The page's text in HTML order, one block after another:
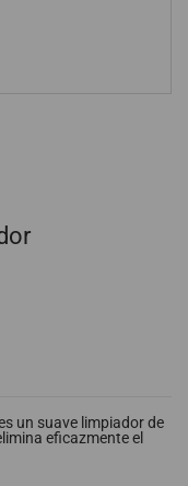
un suave limpiador de
eficazmente el